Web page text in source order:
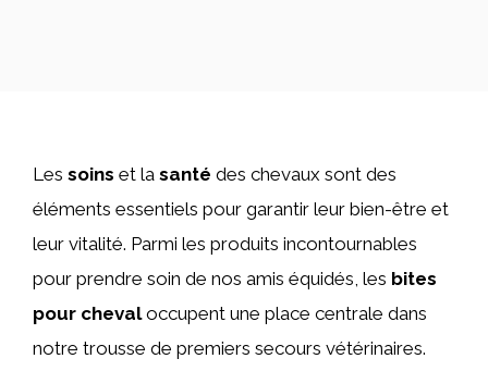
Les soins et la santé des chevaux sont des
éléments essentiels pour garantir leur bien-être et
leur vitalité. Parmi les produits incontournables
pour prendre soin de nos amis équidés, les bites
pour chevaloccupent une place centrale dans
notre trousse de premiers secours vétérinaires.